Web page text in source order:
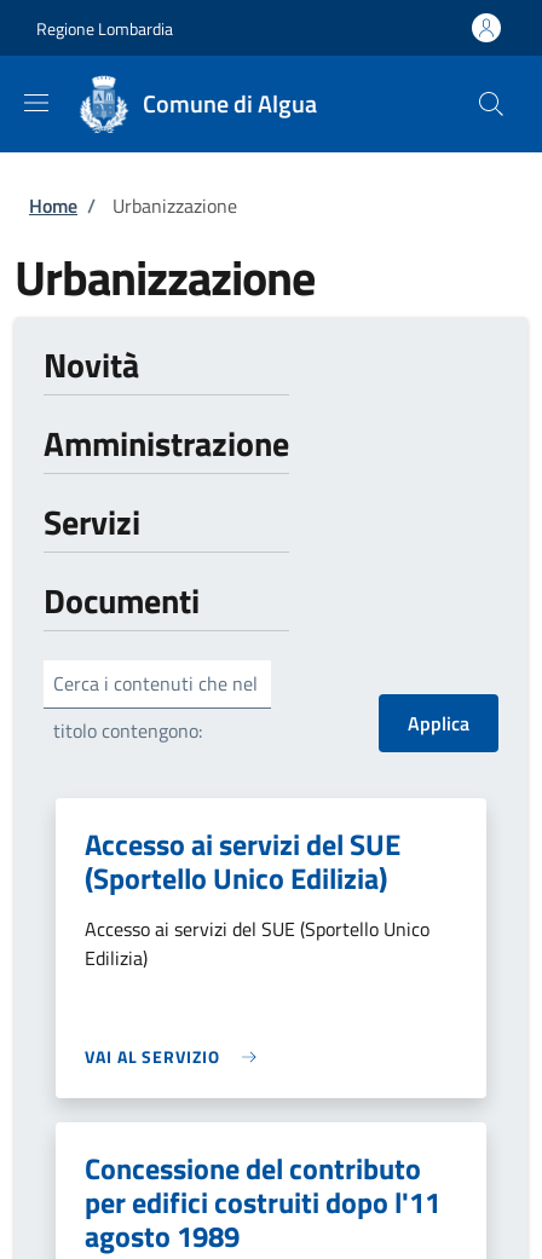
Regione Lombardia
Comune di Algua
Briciole di pane
Home / Urbanizzazione
Urbanizzazione
Novità
Amministrazione
Servizi
Documenti
Cerca i contenuti che nel
titolo contengono:
Accesso ai servizi del SUE
(Sportello Unico Edilizia)
Accesso ai servizi del SUE (Sportello Unico
Edilizia)
VAI AL SERVIZIO
Concessione del contributo
per edifici costruiti dopo l'11
agosto 1989